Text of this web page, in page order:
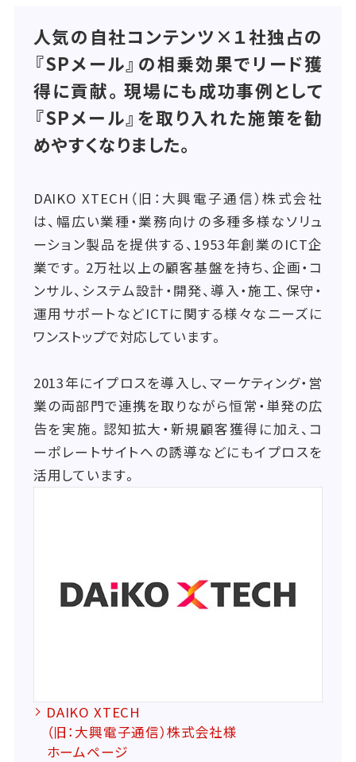
人気の自社コンテンツ×１社独占の
『SPメール』の相乗効果でリード獲
得に貢献。現場にも成功事例として
『SPメール』を取り入れた施策を勧
めやすくなりました。
DAIKO XTECH（旧：大興電子通信）株式会社
は、幅広い業種・業務向けの多種多様なソリュ
ーション製品を提供する、1953年創業のICT企
業です。2万社以上の顧客基盤を持ち、企画・コ
ンサル、システム設計・開発、導入・施工、保守・
運用サポートなどICTに関する様々なニーズに
ワンストップで対応しています。
2013年にイプロスを導入し、マーケティング・営
業の両部門で連携を取りながら恒常・単発の広
告を実施。認知拡大・新規顧客獲得に加え、コ
ーポレートサイトへの誘導などにもイプロスを
活用しています。
DAIKO XTECH
（旧：大興電子通信）株式会社様
ホームページ